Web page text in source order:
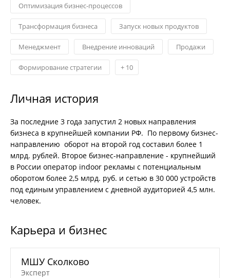
Оптимизация бизнес-процессов
Трансформация бизнеса Запуск новых продуктов
Менеджмент Внедрение инноваций Продажи
Формирование стратегии + 10
Личная история
За последние 3 года запустил 2 новых направления
бизнеса в крупнейшей компании РФ. По первому бизнес-
направлению оборот на второй год составил более 1
млрд. рублей. Второе бизнес-направление - крупнейший
в России оператор indoor рекламы с потенциальным
оборотом более 2,5 млрд. руб. и сетью в 30 000 устройств
под единым управлением с дневной аудиторией 4,5 млн.
человек.
Карьера и бизнес
МШУ Сколково
Эксперт